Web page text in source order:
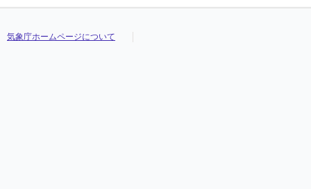
気象庁ホームページについて